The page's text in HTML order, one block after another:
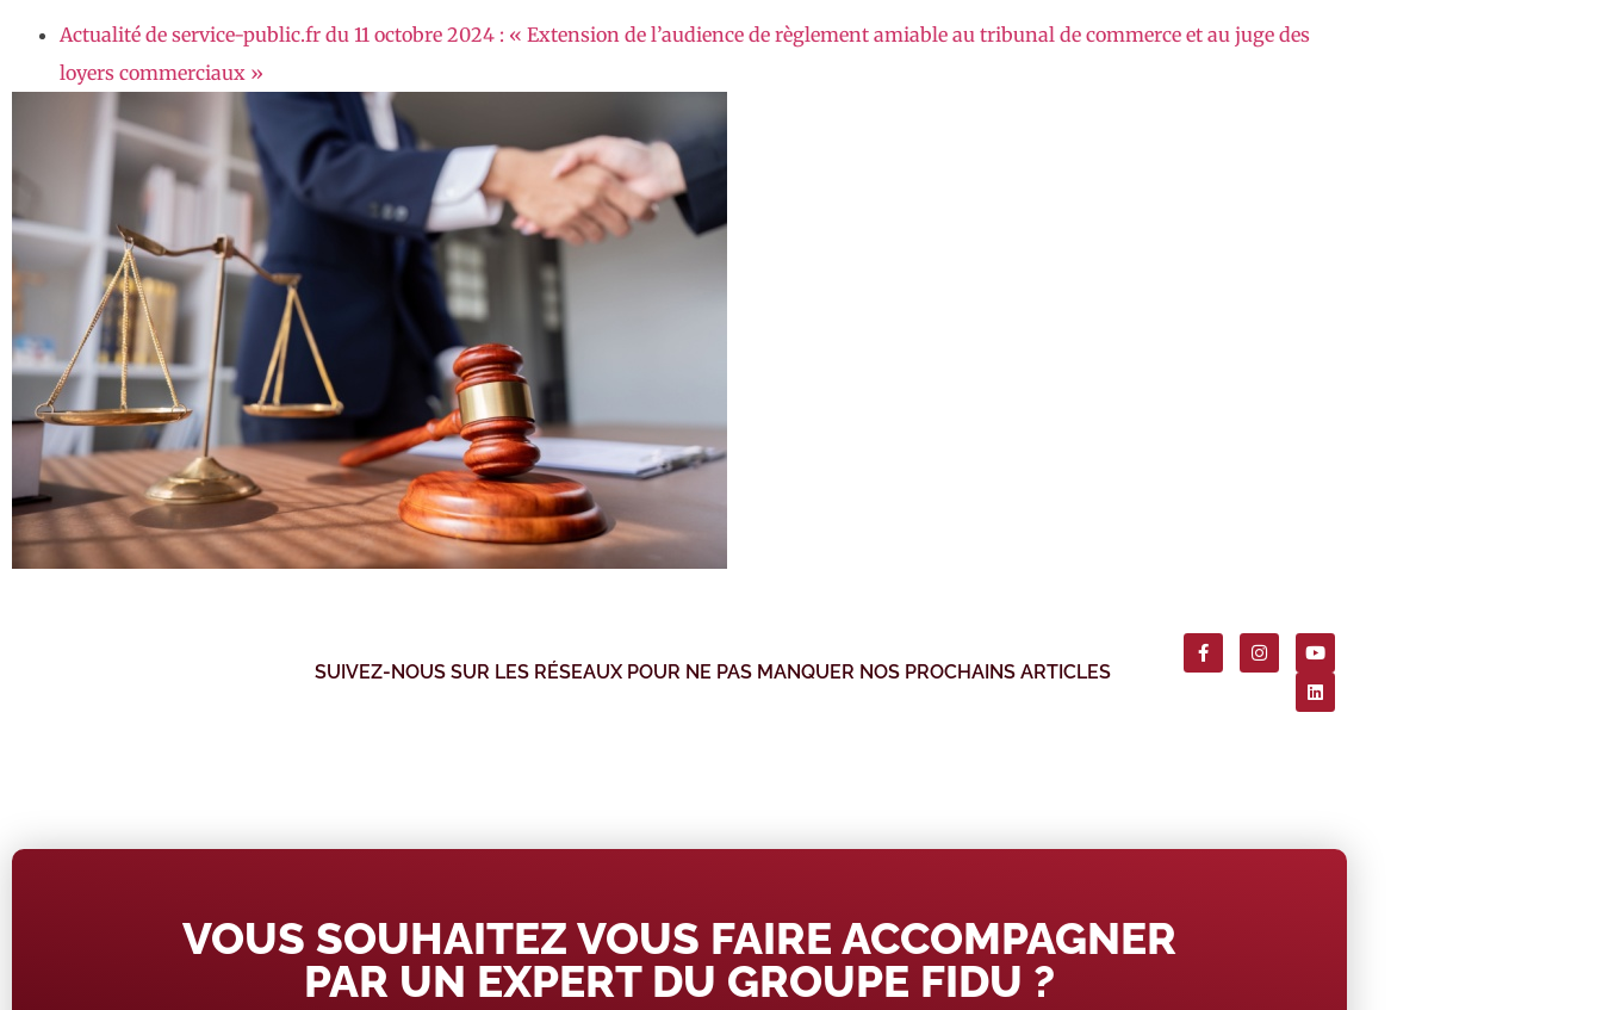
Actualité de service-public.fr du 11 octobre 2024 : « Extension de l’audience de règlement amiable au tribunal de commerce et au juge des
loyers commerciaux »
SUIVEZ-NOUS SUR LES RÉSEAUX POUR NE PAS MANQUER NOS PROCHAINS ARTICLES
VOUS SOUHAITEZ VOUS FAIRE ACCOMPAGNER
PAR UN EXPERT DU GROUPE FIDU ?